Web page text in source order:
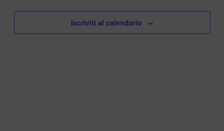
Iscriviti al calendario